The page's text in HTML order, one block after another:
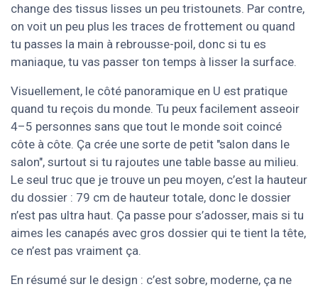
change des tissus lisses un peu tristounets. Par contre,
on voit un peu plus les traces de frottement ou quand
tu passes la main à rebrousse-poil, donc si tu es
maniaque, tu vas passer ton temps à lisser la surface.
Visuellement, le côté panoramique en U est pratique
quand tu reçois du monde. Tu peux facilement asseoir
4–5 personnes sans que tout le monde soit coincé
côte à côte. Ça crée une sorte de petit "salon dans le
salon", surtout si tu rajoutes une table basse au milieu.
Le seul truc que je trouve un peu moyen, c’est la hauteur
du dossier : 79 cm de hauteur totale, donc le dossier
n’est pas ultra haut. Ça passe pour s’adosser, mais si tu
aimes les canapés avec gros dossier qui te tient la tête,
ce n’est pas vraiment ça.
En résumé sur le design : c’est sobre, moderne, ça ne